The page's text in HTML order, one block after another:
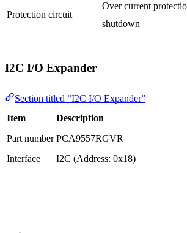
Protection circuit
Over current
shutdown
I2C I/O Expander
Section titled “I2C I/O Expander”
Item
Description
Part number PCA9557RGVR
Interface
I2C (Address: 0x18)